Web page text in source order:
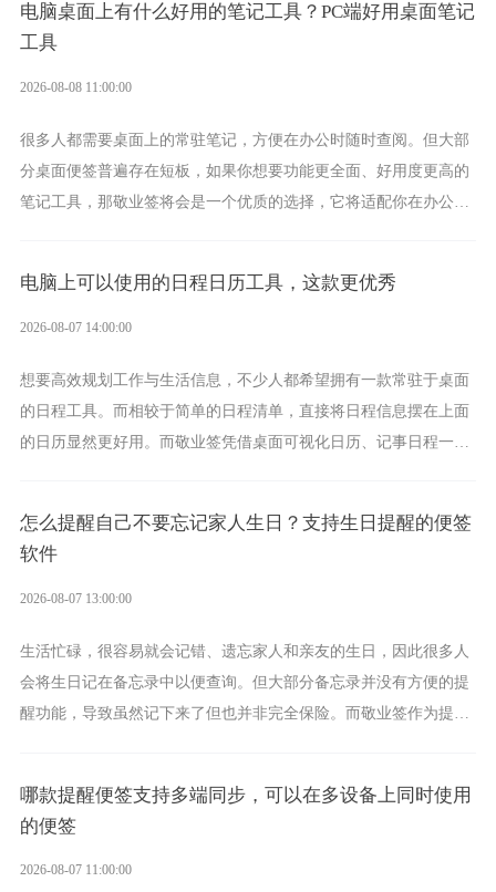
电脑桌面上有什么好用的笔记工具？PC端好用桌面笔记
工具
2026-08-08 11:00:00
很多人都需要桌面上的常驻笔记，方便在办公时随时查阅。但大部
分桌面便签普遍存在短板，如果你想要功能更全面、好用度更高的
笔记工具，那敬业签将会是一个优质的选择，它将适配你在办公、
电脑上可以使用的日程日历工具，这款更优秀
2026-08-07 14:00:00
想要高效规划工作与生活信息，不少人都希望拥有一款常驻于桌面
的日程工具。而相较于简单的日程清单，直接将日程信息摆在上面
的日历显然更好用。而敬业签凭借桌面可视化日历、记事日程一体
怎么提醒自己不要忘记家人生日？支持生日提醒的便签
软件
2026-08-07 13:00:00
生活忙碌，很容易就会记错、遗忘家人和亲友的生日，因此很多人
会将生日记在备忘录中以便查询。但大部分备忘录并没有方便的提
醒功能，导致虽然记下来了但也并非完全保险。而敬业签作为提醒
哪款提醒便签支持多端同步，可以在多设备上同时使用
的便签
2026-08-07 11:00:00